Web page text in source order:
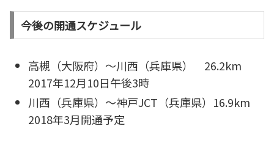
今後の開通スケジュール
高槻（大阪府）～川西（兵庫県） 26.2km
2017年12月10日午後3時
川西（兵庫県）～神戸JCT（兵庫県）16.9km
2018年3月開通予定